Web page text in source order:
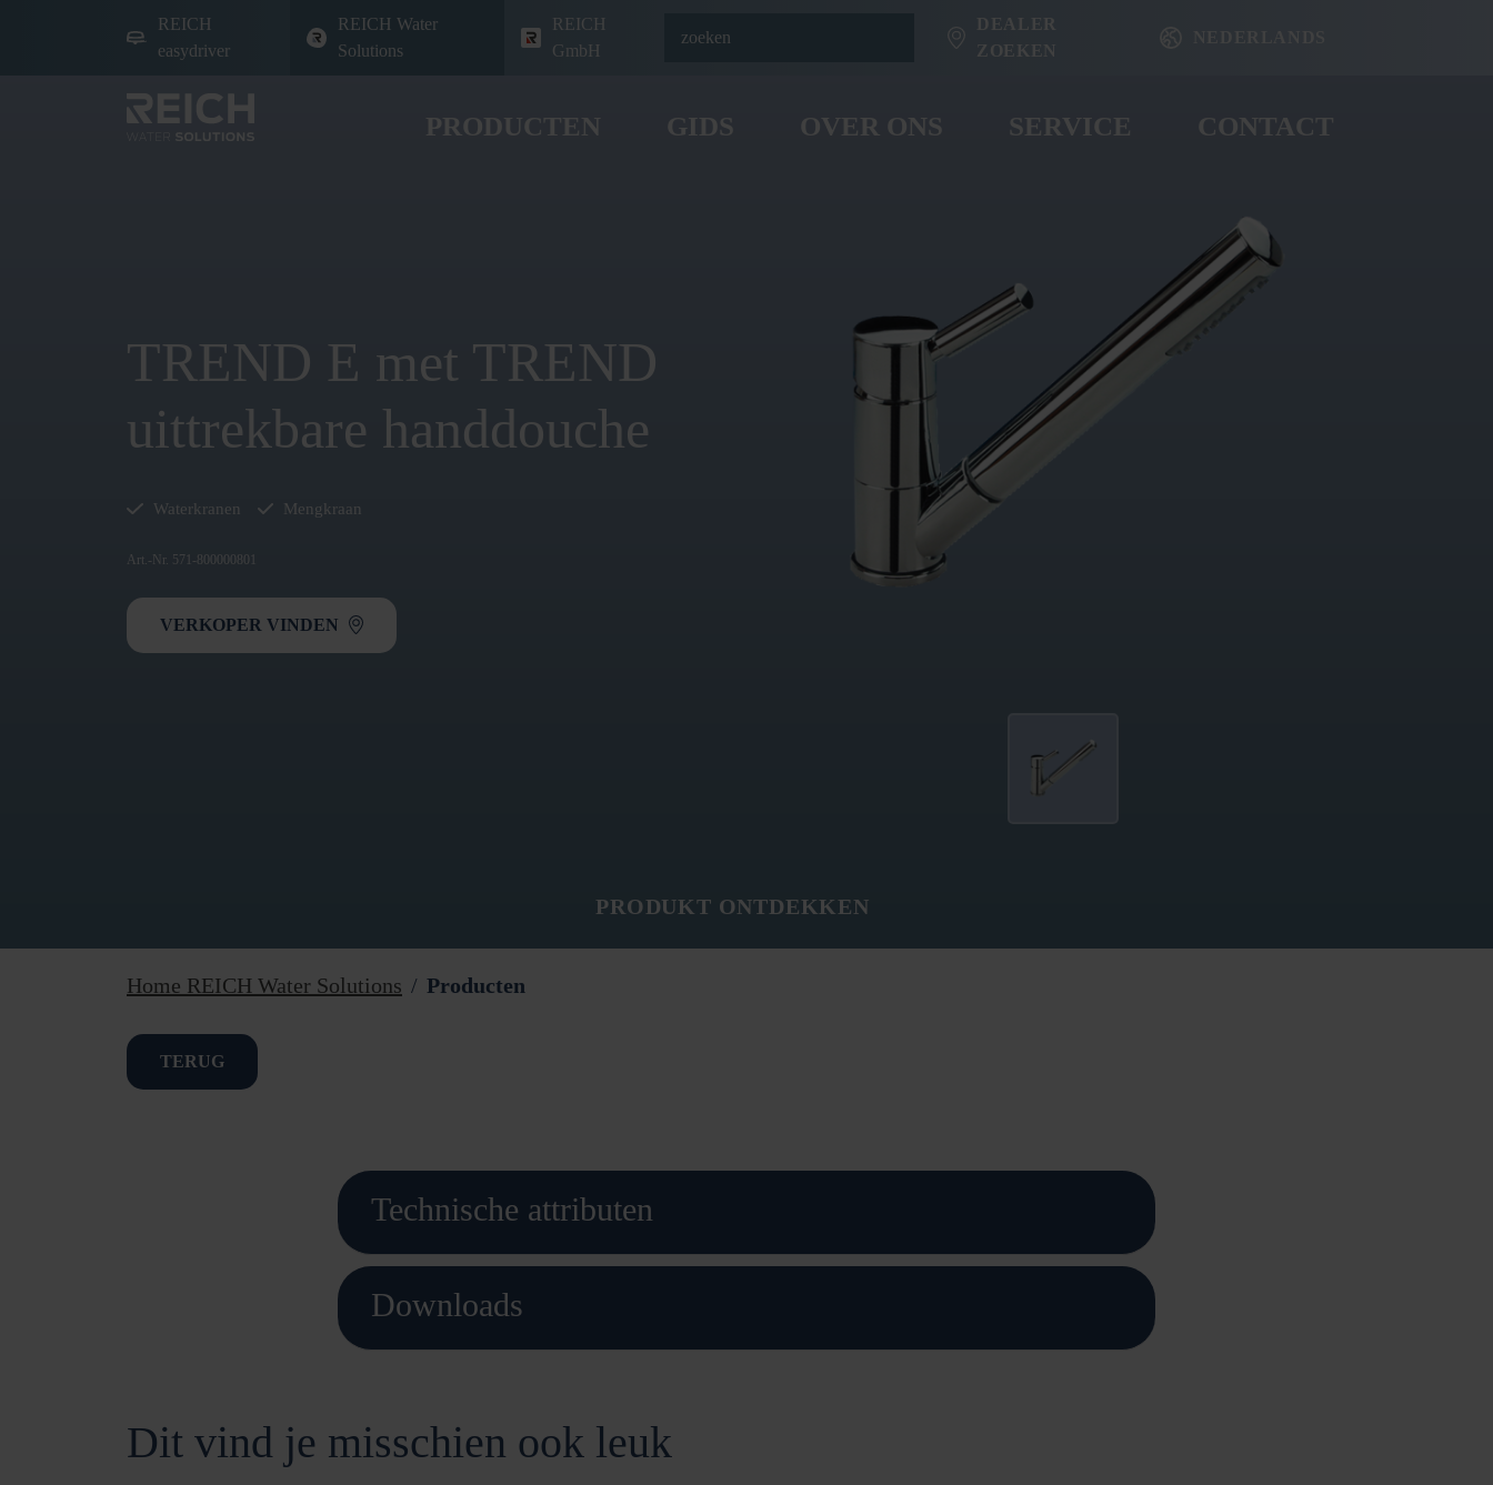
REICH
easydriver
REICH Water
Solutions
REICH
GmbH
DEALER
ZOEKEN
PRODUCTEN GIDS OVER ONS SERVICE CONTACT
TREND E met TREND
uittrekbare handdouche
Waterkranen Mengkraan
Art.-Nr. 571-800000801
VERKOPER VINDEN
PRODUKT ONTDEKKEN
Home REICH Water Solutions Producten
TERUG
Technische attributen
Downloads
Dit vind je misschien ook leuk